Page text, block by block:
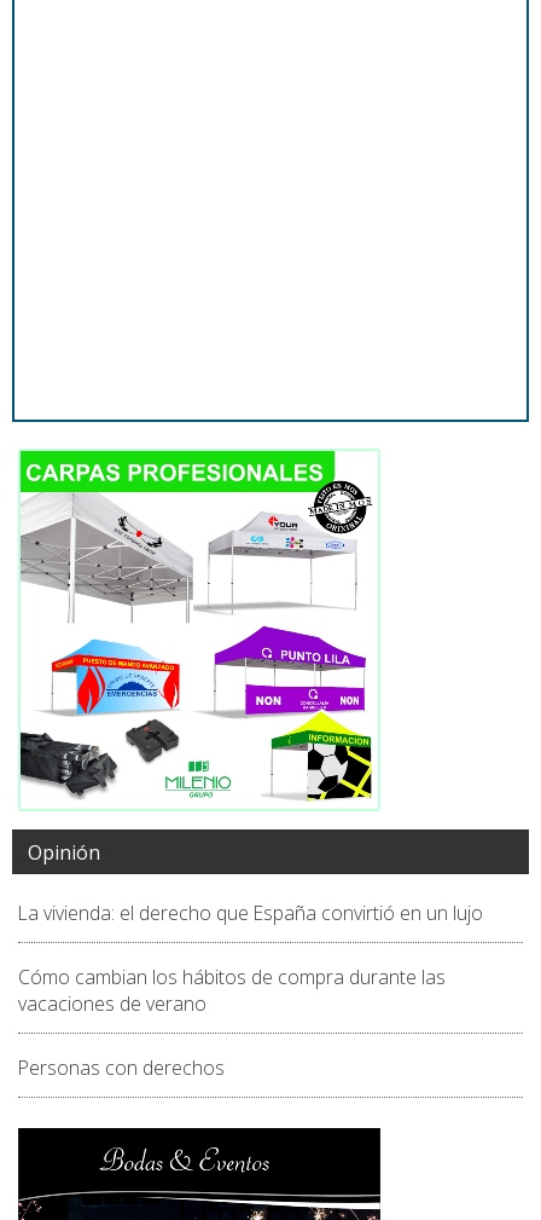
Opinión
La vivienda: el derecho que España convirtió en un lujo
Cómo cambian los hábitos de compra durante las
vacaciones de verano
Personas con derechos